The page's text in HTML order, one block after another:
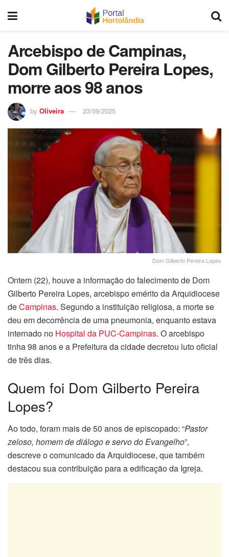
Arcebispo de Campinas,
Dom Gilberto Pereira Lopes,
morre aos 98 anos
by Oliveira 23/09/2025
Dom Gilberto Pereira Lopes
Ontem (22), houve a informação do falecimento de Dom
Gilberto Pereira Lopes, arcebispo emérito da Arquidiocese
deCampinas. Segundo a instituição religiosa, a morte se
deu em decorrência de uma pneumonia, enquanto estava
internado no Hospital da PUC-Campinas. O arcebispo
tinha 98 anos e a Prefeitura da cidade decretou luto oficial
de três dias.
Quem foi Dom Gilberto Pereira
Lopes?
Ao todo, foram mais de 50 anos de episcopado: “Pastor
zeloso, homem de diálogo e servo do Evangelho”,
descreve o comunicado da Arquidiocese, que também
destacou sua contribuição para a edificação da Igreja.